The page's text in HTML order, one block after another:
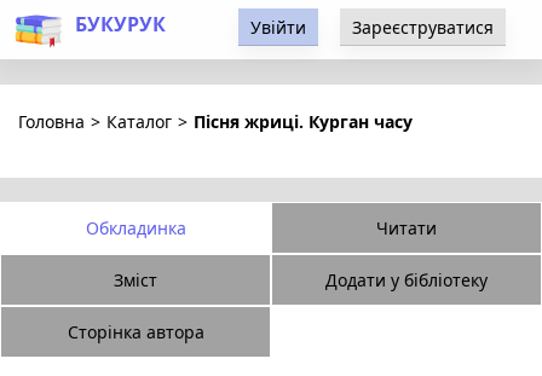
БУКУРУК Увійти Зареєструватися
Головна > Каталог > Пісня жриці. Курган часу
Обкладинка Читати
Зміст Додати у бібліотеку
Сторінка автора